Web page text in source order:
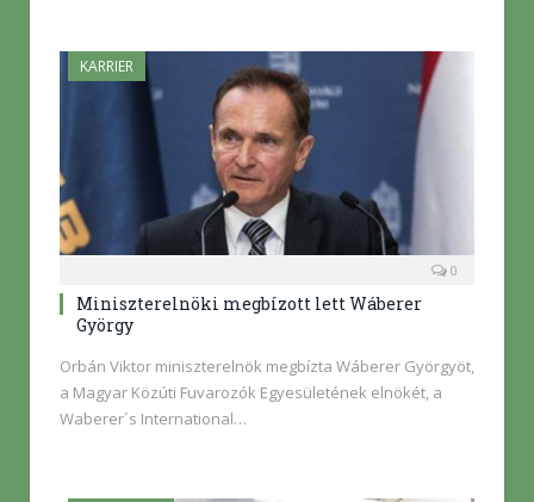
KARRIER
0
Miniszterelnöki megbízott lett Wáberer
György
Orbán Viktor miniszterelnök megbízta Wáberer Györgyöt,
a Magyar Közúti Fuvarozók Egyesületének elnökét, a
Waberer´s International…